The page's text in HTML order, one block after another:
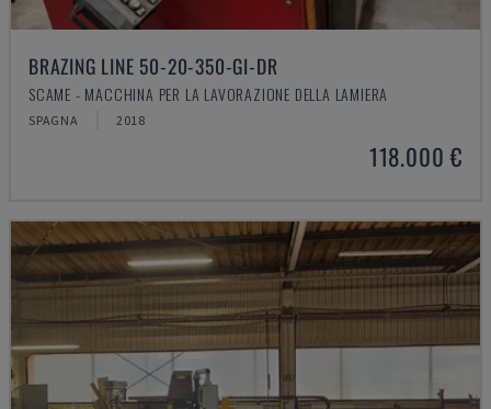
BRAZING LINE 50-20-350-GI-DR
SCAME - MACCHINA PER LA LAVORAZIONE DELLA LAMIERA
SPAGNA 2018
118.000 €